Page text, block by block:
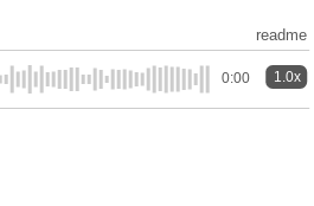
readme
0:00 1.0x